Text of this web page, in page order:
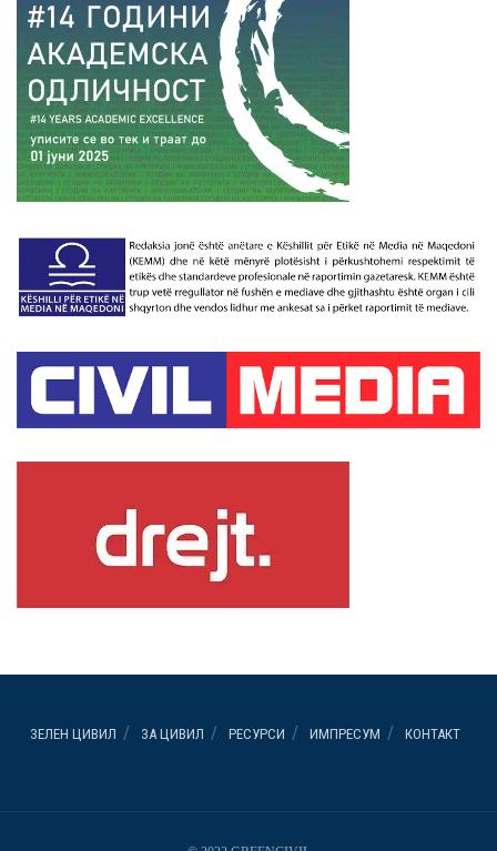
ЗЕЛЕН ЦИВИЛ ЗА ЦИВИЛ РЕСУРСИ ИМПРЕСУМ КОНТАКТ